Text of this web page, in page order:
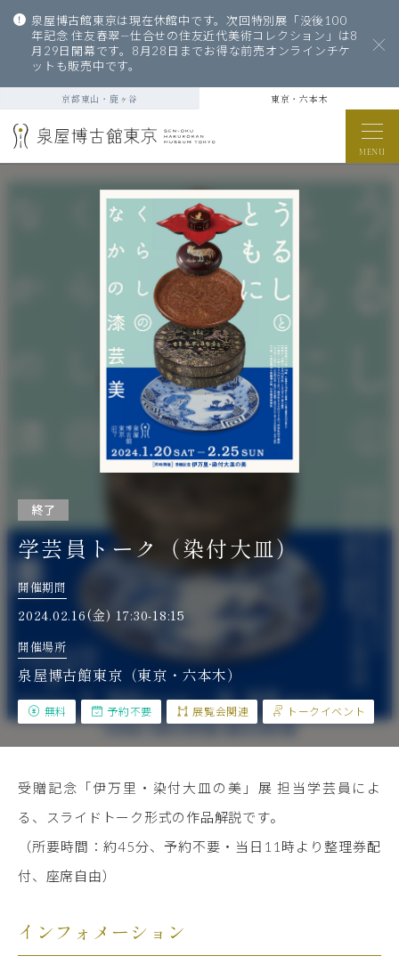
泉屋博古館東京は現在休館中です。次回特別展「没後100
年記念 住友春翠—仕合せの住友近代美術コレクション」は8
月29日開幕です。8月28日までお得な前売オンラインチケ
ットも販売中です。
京都東山・鹿ヶ谷 東京・六本木
MENU
終了
学芸員トーク（染付大皿）
開催期間
2024.02.16(金) 17:30-18:15
開催場所
泉屋博古館東京（東京・六本木）
無料 予約不要 展覧会関連 トークイベント
受贈記念「伊万里・染付大皿の美」展 担当学芸員によ
る、スライドトーク形式の作品解説です。
（所要時間：約45分、予約不要・当日11時より整理券配
付、座席自由）
インフォメーション